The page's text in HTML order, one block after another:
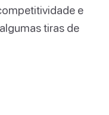
e
tiras de